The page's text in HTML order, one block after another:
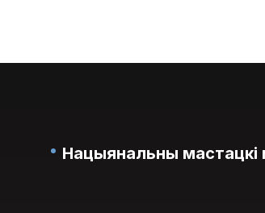
Нацыянальны мастацкі